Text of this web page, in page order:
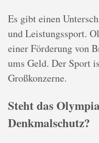
Es gibt einen
und Leistungssport.
einer Förderung von
ums Geld. Der Sport
Großkonzerne.
Steht das
Denkmalschutz?